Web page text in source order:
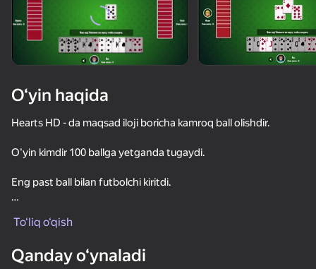
oriyentatsiyasida ishlaydi
Дурак
Покер онлайн
O‘yin haqida
Hearts HD - da maqsad iloji boricha kamroq ball olishdir.
O'yin kimdir 100 ballga yetganda tugaydi.
Eng past ball bilan futbolchi kiritdi.
sahifasi
To‘liq o‘qish
Qanday o‘ynaladi